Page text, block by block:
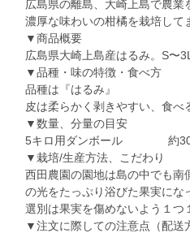
広島県の離島、大崎上島で農
濃厚な味わいの柑橘を栽培して
▼商品概要
広島県大崎上島産はるみ。S〜
▼品種・味の特徴・食べ方
品種は『はるみ』
皮は柔らかく剥きやすい、食べ
▼数量、分量の目安
5キロ用ダンボール 約30
▼栽培/生産方法、こだわり
西田農園の園地は島の中でも
の光をたっぷり浴びた果実にな
選別は果実を傷めないよう１つ
▼注文に際しての注意点（配送